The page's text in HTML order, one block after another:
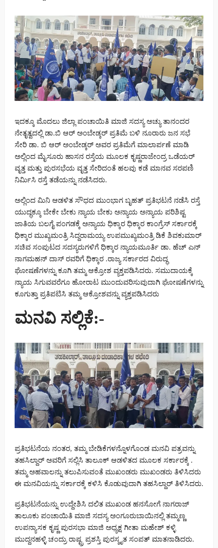
ಇದಕ್ಕೂ ಮೊದಲು ಜಿಲ್ಲಾ ಪಂಚಾಯಿತಿ ಮಾಜಿ ಸದಸ್ಯ ಅಚ್ಯು ತಾನಂದರ
ನೇತೃತ್ವದಲ್ಲಿ ಡಾ.ಬಿ ಆರ್ ಅಂಬೇಡ್ಕರ್ ಪ್ರತಿಮೆ ಬಳಿ ನೂರಾರು ಜನ ಸಭೆ
ಸೇರಿ ಡಾ. ಬಿ ಆರ್ ಅಂಬೇಡ್ಕರ್ ಅವರ ಪ್ರತಿಮೆಗೆ ಮಾಲಾರ್ಪಣೆ ಮಾಡಿ
ಅಲ್ಲಿಂದ ಮೈಸೂರು ಹಾಸನ ರಸ್ತೆಯ ಮೂಲಕ ಕೃಷ್ಣರಾಜೇಂದ್ರ ಒಡೆಯರ್
ವೃತ್ತ ಮತ್ತು ಪುರಸಭೆಯ ವೃತ್ತ ಸೇರಿದಂತೆ ಹಲವು ಕಡೆ ಮಾನವ ಸರಪಣಿ
ನಿರ್ಮಿಸಿ ರಸ್ತೆ ತಡೆಯನ್ನು ನಡೆಸಿದರು.
ಅಲ್ಲಿಂದ ಮಿನಿ ಆಡಳಿತ ಸೌಧದ ಮುಂಭಾಗ ಬೃಹತ್ ಪ್ರತಿಭಟನೆ ನಡೆಸಿ ರಸ್ತೆ
ಯುದ್ಧಕ್ಕೂ ಬೇಕೇ ಬೇಕು ನ್ಯಾಯ ಬೇಕು ಅನ್ಯಾಯ ಅನ್ಯಾಯ ಪರಿಶಿಷ್ಟ
ಜಾತಿಯ ಬಲಗೈ ಪಂಗಡಕ್ಕೆ ಅನ್ಯಾಯ ಧಿಕ್ಕಾರ ಧಿಕ್ಕಾರ ಕಾಂಗ್ರೆಸ್ ಸರ್ಕಾರಕ್ಕೆ
ಧಿಕ್ಕಾರ ಮುಖ್ಯಮಂತ್ರಿ ಸಿದ್ದರಾಮಯ್ಯ ಉಪಮುಖ್ಯಮಂತ್ರಿ ಡಿಕೆ ಶಿವಕುಮಾರ್
ಸಚಿವ ಸಂಪುಟದ ಸದಸ್ಯರುಗಳಿಗೆ ಧಿಕ್ಕಾರ ನ್ಯಾಯಮೂರ್ತಿ ಡಾ. ಹೆಚ್ ಎನ್
ನಾಗಮಹನ್ ದಾಸ್ ರವರಿಗೆ ಧಿಕ್ಕಾರ .ರಾಜ್ಯ ಸರ್ಕಾರದ ವಿರುದ್ಧ
ಘೋಷಣೆಗಳನ್ನು ಕೂಗಿ ತಮ್ಮ ಆಕ್ರೋಶ ವ್ಯಕ್ತಪಡಿಸಿದರು. ಸಮುದಾಯಕ್ಕೆ
ನ್ಯಾಯ ಸಿಗುವವರೆಗೂ ಹೋರಾಟ ಮುಂದುವರಿಸುವುದಾಗಿ ಘೋಷಣೆಗಳನ್ನು
ಕೂಗುತ್ತಾ ಪ್ರತಿಪಟಿಸಿ ತಮ್ಮ ಆಕ್ರೋಶವನ್ನು ವ್ಯಕ್ತಪಡಿಸಿದರು
ಮನವಿ ಸಲ್ಲಿಕೆ:-
ಪ್ರತಿಭಟನೆಯ ನಂತರ, ತಮ್ಮ ಬೇಡಿಕೆಗಳನ್ನೊಳಗೊಂಡ ಮನವಿ ಪತ್ರವನ್ನು
ತಹಸಿಲ್ದಾರ್ ಅವರಿಗೆ ಸಲ್ಲಿಸಿ ತಾಲೂಕ್ ಆಡಳಿತದ ಮೂಲಕ ಸರ್ಕಾರಕ್ಕೆ .
ತಮ್ಮ ಅಹವಾಲನ್ನು ತಲುಪಿಸುವಂತೆ ಮುಖಂಡರು ಮುಖಂಡರು ತಿಳಿಸಿದರು
ಈ ಮನವಿಯನ್ನು ಸರ್ಕಾರಕ್ಕೆ ಕಳಿಸಿ ಕೊಡುವುದಾಗಿ ತಹಸಿಲ್ದಾರ್ ತಿಳಿಸಿದರು.
ಪ್ರತಿಭಟನೆಯನ್ನು ಉದ್ದೇಶಿಸಿ ದಲಿತ ಮುಖಂಡ ಹನಸೋಗೆ ನಾಗರಾಜ್
ತಾಲೂಕು ಪಂಚಾಯಿತಿ ಮಾಜಿ ಸದಸ್ಯ ಅಂಗೂರುಬಾಯಿನಲ್ಲಿ ತಮ್ಮಣ್ಣ
ಉಪನ್ಯಾಸಕ ಕೃಷ್ಣ ಪುರಸಭಾ ಮಾಜಿ ಅಧ್ಯಕ್ಷ ಗೀತಾ ಮಹೇಶ್ ಕಳ್ಳಿ
ಮುದ್ದನಹಳ್ಳಿ ಚಂದ್ರು ರಾಷ್ಟ್ರ ಪ್ರಶಸ್ತಿ ಪುರಸ್ಕೃತ ಸಂಪತ್ ಮಾತನಾಡಿದರು.